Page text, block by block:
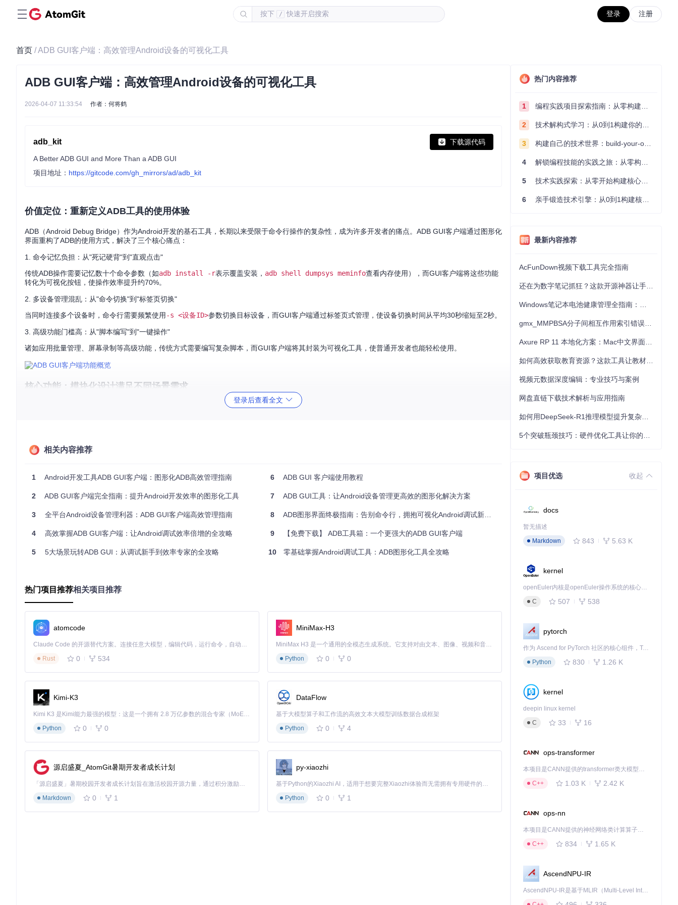
按下 / 快速开启搜索 登录 注册
首页 / ADB GUI客户端：高效管理Android设备的可视化工具
ADB GUI客户端：高效管理Android设备的可视化工具
2026-04-07 11:33:54 作者：何将鹤
adb_kit 下载源代码
A Better ADB GUI and More Than a ADB GUI
项目地址： https://gitcode.com/gh_mirrors/ad/adb_kit
价值定位：重新定义ADB工具的使用体验
ADB（Android Debug Bridge）作为Android开发的基石工具，长期以来受限于命令行操作的复杂性，成为许多开发者的痛点。ADB GUI客户端通过图形化
界面重构了ADB的使用方式，解决了三个核心痛点：
1. 命令记忆负担：从"死记硬背"到"直观点击"
传统ADB操作需要记忆数十个命令参数（如adb install -r表示覆盖安装， adb shell dumpsys meminfo查看内存使用），而GUI客户端将这些功能
转化为可视化按钮，使操作效率提升约70%。
2. 多设备管理混乱：从"命令切换"到"标签页切换"
当同时连接多个设备时，命令行需要频繁使用 -s <设备ID>参数切换目标设备，而GUI客户端通过标签页式管理，使设备切换时间从平均30秒缩短至2秒。
3. 高级功能门槛高：从"脚本编写"到"一键操作"
诸如应用批量管理、屏幕录制等高级功能，传统方式需要编写复杂脚本，而GUI客户端将其封装为可视化工具，使普通开发者也能轻松使用。
核心功能：模块化设计满足不同场景需求
USB直连：即插即用，自动识别已授权设备
：通过二维码连接局域网设备
分步指引：
确保电脑与设备处于同一局域网
支持拖拽式文件传输，替代传统的
可视化文件浏览器，直观查看设备存储结构
断点续传功能，支持大文件传输
传输进度实时显示，替代命令行的进度条
高级功能模块：超越命令行的可能性
核心功能 ：
批量安装/卸载应用，替代adb install/uninstall 循环执行
系统应用管理，支持禁用/启用系统预装应用
终端集成环境 ⌨️
内置终端模拟器，兼顾图形化与命令行优势：
登录后查看全文
相关内容推荐
1 Android开发工具ADB GUI客户端：图形化ADB高效管理指南
2 ADB GUI客户端完全指南：提升Android开发效率的图形化工具
3 全平台Android设备管理利器：ADB GUI客户端高效管理指南
4 高效掌握ADB GUI客户端：让Android调试效率倍增的全攻略
5 5大场景玩转ADB GUI：从调试新手到效率专家的全攻略
6 ADB GUI 客户端使用教程
7 ADB GUI工具：让Android设备管理更高效的图形化解决方案
8 ADB图形界面终极指南：告别命令行，拥抱可视化Android调试新时代
9 【免费下载】 ADB工具箱：一个更强大的ADB GUI客户端
10 零基础掌握Android调试工具：ADB图形化工具全攻略
热门项目推荐相关项目推荐
atomcode
Claude Code 的开源替代方案。连接任意大模型，编辑代码，运行命令，自动验证 — 全自动执行。用 Rust 构建，极致性能。 ｜ An open-source alternative to Claude Code. Connect any LLM, edit code, run commands, and verify changes — autonomously. Built in Rust for speed. Get Started
Rust
0 534
MiniMax-H3
MiniMax H3 是一个通用的全模态生成系统。它支持对由文本、图像、视频和音频组成的多模态上下文进行统一理解，并能生成分辨率高达 2K、时长可达 15 秒的带原生立体声音频的视频。得益于面向任务泛化的系统设计，H3 在预训练阶段就已具备广泛的多模态上下文理解与生成能力，能够出色地执行复杂的多模态指令。
Python
0 0
Kimi-K3
Kimi K3 是Kimi能力最强的模型：这是一个拥有 2.8 万亿参数的混合专家（MoE）模型，具备原生视觉理解能力，并支持 100 万 token 的上下文窗口。
Python
0 0
DataFlow
基于大模型算子和工作流的高效文本大模型训练数据合成框架
Python
0 4
源启盛夏_AtomGit暑期开发者成长计划
「源启盛夏」暑期校园开发者成长计划旨在激活校园开源力量，通过积分激励、认证扶持、资源倾斜等形式，引导高校组织和开发者完成「入驻 — 建项目 — 做贡献 — 获认证 — 得资源」的完整闭环。无论你是想带领社团入驻平台的组织者，还是希望用代码贡献证明自己的开发者，都能在这里找到属于你的成长路径。
Markdown
0 1
py-xiaozhi
基于Python的Xiaozhi AI，适用于想要完整Xiaozhi体验而无需拥有专用硬件的用户。
Python
0 1
热门内容推荐
1 编程实践项目探索指南：从零构建技术能力体系
2 技术解构式学习：从0到1构建你的编程知识体系
3 构建自己的技术世界：build-your-own-x项目的实践探索指南
4 解锁编程技能的实践之旅：从零构建你的技术世界
5 技术实践探索：从零开始构建核心系统的实践指南
6 亲手锻造技术引擎：从0到1构建核心系统的实践指南
最新内容推荐
AcFunDown视频下载工具完全指南
视频元数据深度编辑：专业技巧与案例
网盘直链下载技术解析与应用指南
项目优选 收起
docs
暂无描述
Markdown
843 5.63 K
kernel
openEuler内核是openEuler操作系统的核心，既是系统性能与稳定性的基石，也是连接处理器、设备与服务的桥梁。
C
507 538
pytorch
作为 Ascend for PyTorch 社区的核心组件，TorchNPU 是昇腾专为 PyTorch 打造的深度学习适配插件，使 PyTorch 框架能够直接调用昇腾 NPU，为开发者提供昇腾 AI 处理器的超强算力。
Python
830 1.26 K
kernel
deepin linux kernel
C
33 16
ops-transformer
本项目是CANN提供的transformer类大模型算子库，实现网络在NPU上加速计算。
C++
1.03 K 2.42 K
ops-nn
本项目是CANN提供的神经网络类计算算子库，实现网络在NPU上加速计算。
C++
834 1.65 K
AscendNPU-IR
AscendNPU-IR是基于MLIR（Multi-Level Intermediate Representation）构建的，面向昇腾亲和算子编译时使用的中间表示，提供昇腾完备表达能力，通过编译优化提升昇腾AI处理器计算效率，支持通过生态框架使能昇腾AI处理器与深度调优